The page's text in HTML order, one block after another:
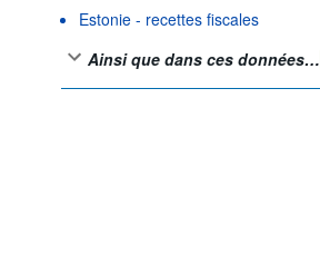
Estonie - recettes fiscales
Ainsi que dans ces données…